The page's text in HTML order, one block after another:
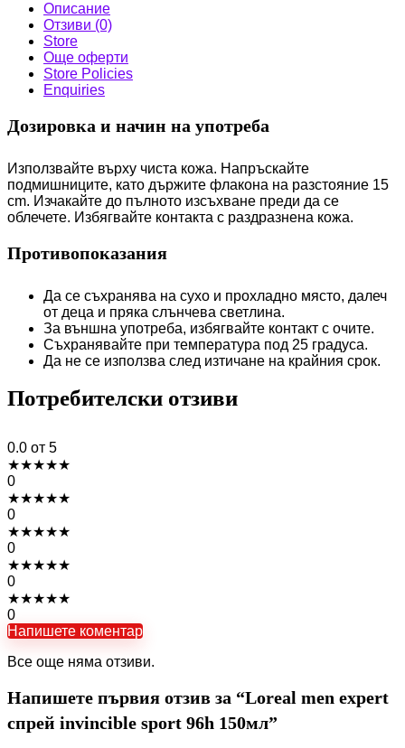
Описание
Отзиви (0)
Store
Още оферти
Store Policies
Enquiries
Дозировка и начин на употреба
Използвайте върху чиста кожа. Напръскайте
подмишниците, като държите флакона на разстояние 15
cm. Изчакайте до пълното изсъхване преди да се
облечете. Избягвайте контакта с раздразнена кожа.
Противопоказания
Да се съхранява на сухо и прохладно място, далеч
от деца и пряка слънчева светлина.
За външна употреба, избягвайте контакт с очите.
Съхранявайте при температура под 25 градуса.
Да не се използва след изтичане на крайния срок.
Потребителски отзиви
0.0 от 5
★★★★★
0
★★★★★
0
★★★★★
0
★★★★★
0
★★★★★
0
Напишете коментар
Все още няма отзиви.
Напишете първия отзив за “Loreal men expert
спрей invincible sport 96h 150мл”